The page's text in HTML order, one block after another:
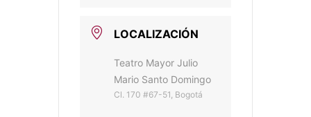
LOCALIZACIÓN
Teatro Mayor Julio
Mario Santo Domingo
Cl. 170 #67-51, Bogotá